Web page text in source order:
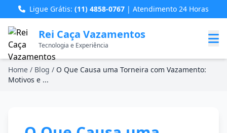
Ligue Grátis: (11) 4858-0767 | Atendimento 24 Horas
Rei Caça Vazamentos
Tecnologia e Experiência
Home / Blog / O Que Causa uma Torneira com Vazamento:
Motivos e ...